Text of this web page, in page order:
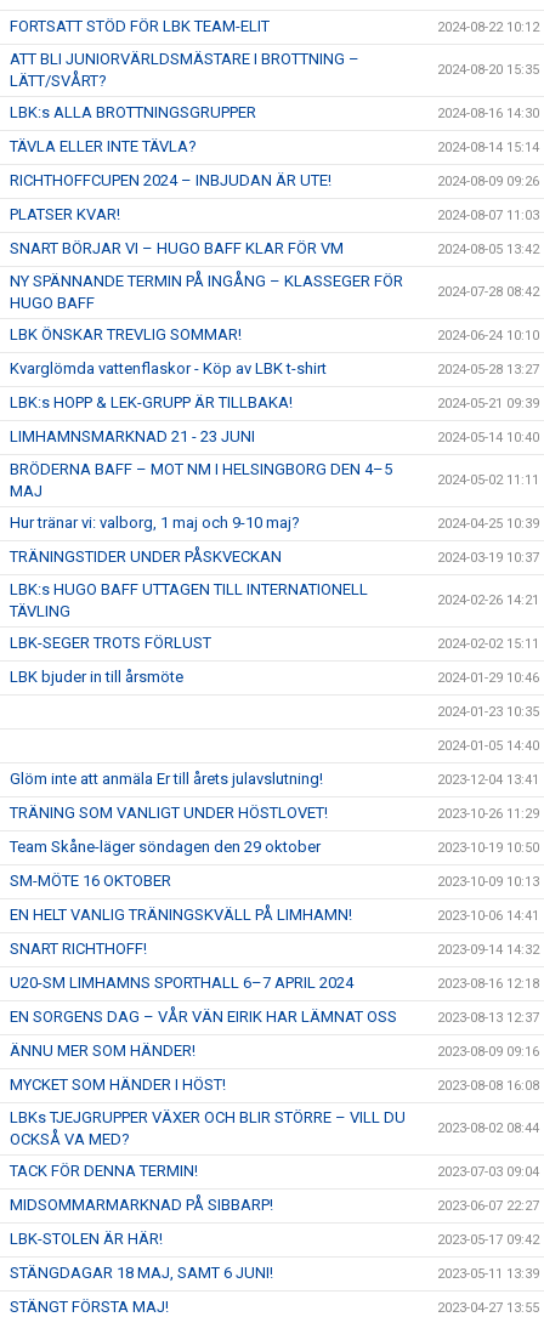
FORTSATT STÖD FÖR LBK TEAM-ELIT 2024-08-22 10:12
ATT BLI JUNIORVÄRLDSMÄSTARE I BROTTNING –
LÄTT/SVÅRT?
2024-08-20 15:35
LBK:s ALLA BROTTNINGSGRUPPER 2024-08-16 14:30
TÄVLA ELLER INTE TÄVLA? 2024-08-14 15:14
RICHTHOFFCUPEN 2024 – INBJUDAN ÄR UTE! 2024-08-09 09:26
PLATSER KVAR! 2024-08-07 11:03
SNART BÖRJAR VI – HUGO BAFF KLAR FÖR VM 2024-08-05 13:42
NY SPÄNNANDE TERMIN PÅ INGÅNG – KLASSEGER FÖR
HUGO BAFF
2024-07-28 08:42
LBK ÖNSKAR TREVLIG SOMMAR! 2024-06-24 10:10
Kvarglömda vattenflaskor - Köp av LBK t-shirt 2024-05-28 13:27
LBK:s HOPP & LEK-GRUPP ÄR TILLBAKA! 2024-05-21 09:39
LIMHAMNSMARKNAD 21 - 23 JUNI 2024-05-14 10:40
BRÖDERNA BAFF – MOT NM I HELSINGBORG DEN 4–5
MAJ
2024-05-02 11:11
Hur tränar vi: valborg, 1 maj och 9-10 maj? 2024-04-25 10:39
TRÄNINGSTIDER UNDER PÅSKVECKAN 2024-03-19 10:37
LBK:s HUGO BAFF UTTAGEN TILL INTERNATIONELL
TÄVLING
2024-02-26 14:21
LBK-SEGER TROTS FÖRLUST 2024-02-02 15:11
LBK bjuder in till årsmöte 2024-01-29 10:46
2024-01-23 10:35
2024-01-05 14:40
Glöm inte att anmäla Er till årets julavslutning! 2023-12-04 13:41
TRÄNING SOM VANLIGT UNDER HÖSTLOVET! 2023-10-26 11:29
Team Skåne-läger söndagen den 29 oktober 2023-10-19 10:50
SM-MÖTE 16 OKTOBER 2023-10-09 10:13
EN HELT VANLIG TRÄNINGSKVÄLL PÅ LIMHAMN! 2023-10-06 14:41
SNART RICHTHOFF! 2023-09-14 14:32
U20-SM LIMHAMNS SPORTHALL 6–7 APRIL 2024 2023-08-16 12:18
EN SORGENS DAG – VÅR VÄN EIRIK HAR LÄMNAT OSS 2023-08-13 12:37
ÄNNU MER SOM HÄNDER! 2023-08-09 09:16
MYCKET SOM HÄNDER I HÖST! 2023-08-08 16:08
LBKs TJEJGRUPPER VÄXER OCH BLIR STÖRRE – VILL DU
OCKSÅ VA MED?
2023-08-02 08:44
TACK FÖR DENNA TERMIN! 2023-07-03 09:04
MIDSOMMARMARKNAD PÅ SIBBARP! 2023-06-07 22:27
LBK-STOLEN ÄR HÄR! 2023-05-17 09:42
STÄNGDAGAR 18 MAJ, SAMT 6 JUNI! 2023-05-11 13:39
STÄNGT FÖRSTA MAJ! 2023-04-27 13:55